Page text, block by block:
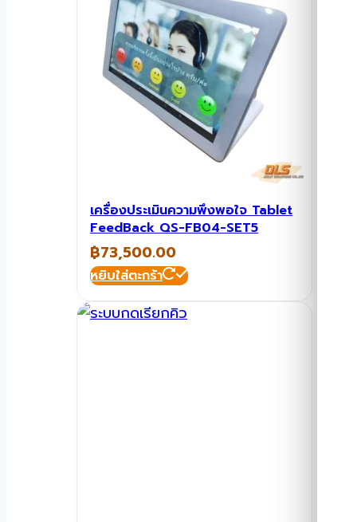
เครื่องประเมินความพึงพอใจ Tablet
FeedBack QS-FB04-SET5
฿73,500.00
หยิบใส่ตะกร้า